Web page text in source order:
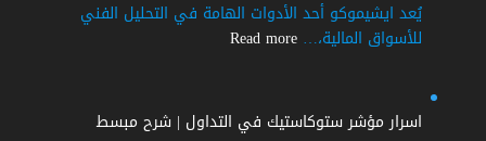
|
شرح
يُعد ايشيموكو أحد الأدوات الهامة في التحليل الفني
للأسواق المالية،… Read more
:
الايشيموكو
اسرار مؤشر ستوكاستيك في التداول | شرح مبسط